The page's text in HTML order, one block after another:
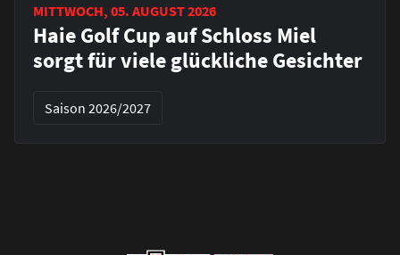
MITTWOCH, 05. AUGUST 2026
Haie Golf Cup auf Schloss Miel
sorgt für viele glückliche Gesichter
Saison 2026/2027